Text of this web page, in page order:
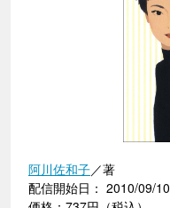
阿川佐和子／著
配信開始日： 2010/09/10